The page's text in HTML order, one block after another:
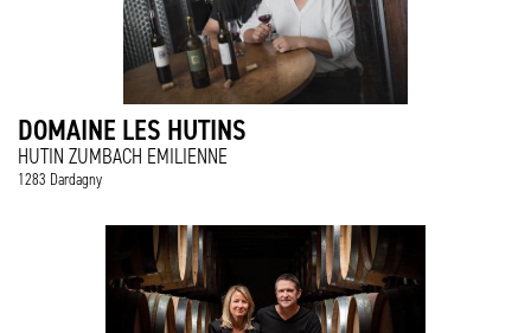
DOMAINE LES HUTINS
HUTIN ZUMBACH EMILIENNE
1283 Dardagny